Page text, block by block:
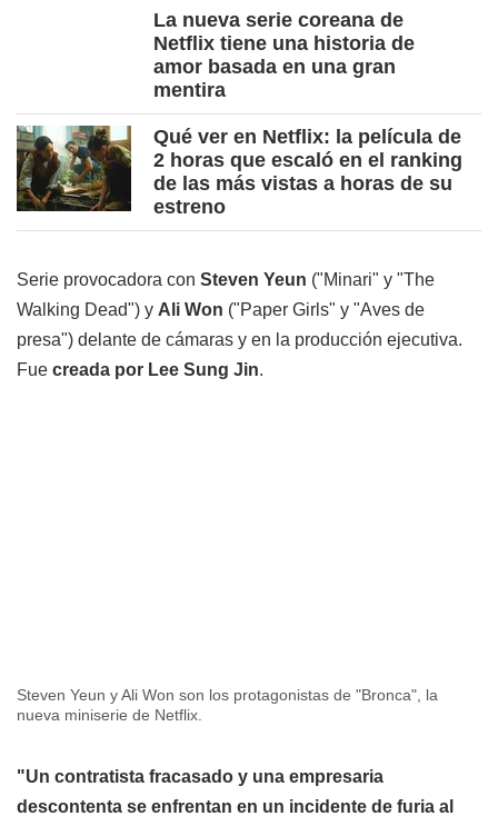
La nueva serie coreana de
Netflix tiene una historia de
amor basada en una gran
mentira
Qué ver en Netflix: la película de
2 horas que escaló en el ranking
de las más vistas a horas de su
estreno
Serie provocadora con Steven Yeun ("Minari" y "The
Walking Dead") y Ali Won ("Paper Girls" y "Aves de
presa") delante de cámaras y en la producción ejecutiva.
Fue creada por Lee Sung Jin.
Steven Yeun y Ali Won son los protagonistas de "Bronca", la
nueva miniserie de Netflix.
"Un contratista fracasado y una empresaria
descontenta se enfrentan en un incidente de furia al